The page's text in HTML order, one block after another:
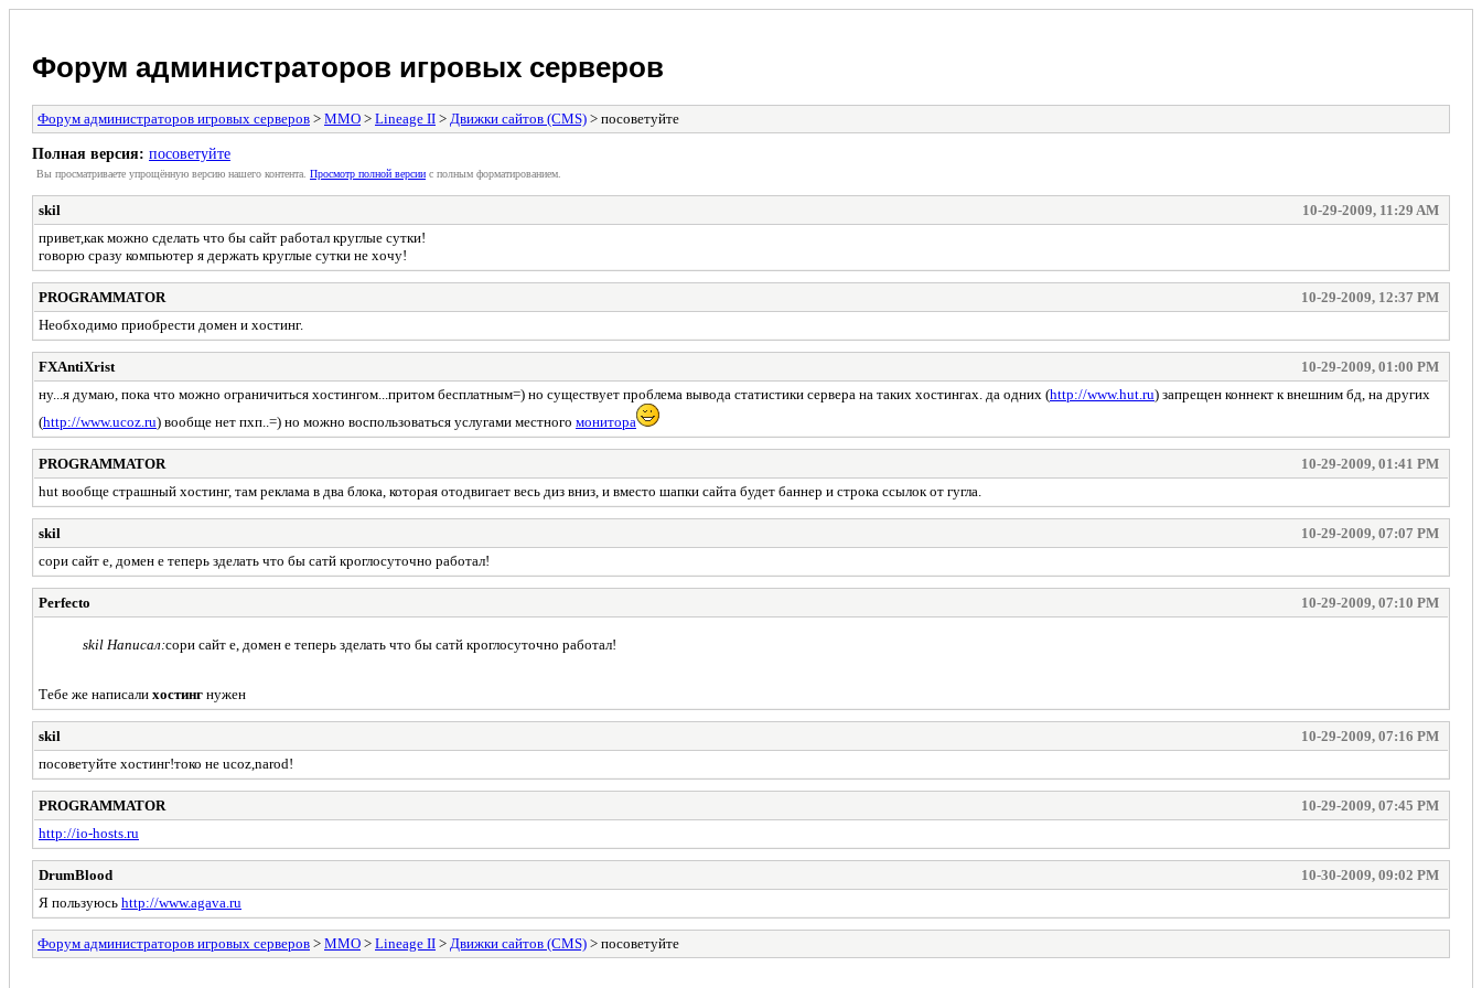
Форум администраторов игровых серверов
Форум администраторов игровых серверов > MMO > Lineage II > Движки сайтов (CMS) > посоветуйте
Полная версия: посоветуйте
Вы просматриваете упрощённую версию нашего контента. Просмотр полной версии с полным форматированием.
skil
10-29-2009, 11:29 AM
привет,как можно сделать что бы сайт работал круглые сутки!
говорю сразу компьютер я держать круглые сутки не хочу!
PROGRAMMATOR
10-29-2009, 12:37 PM
Необходимо приобрести домен и хостинг.
FXAntiXrist
10-29-2009, 01:00 PM
ну...я думаю, пока что можно ограничиться хостингом...притом бесплатным=) но существует проблема вывода статистики сервера на таких хостингах. да одних (http://www.hut.ru) запрещен коннект к внешним бд, на других
(http://www.ucoz.ru) вообще нет пхп..=) но можно воспользоваться услугами местного монитора
PROGRAMMATOR
10-29-2009, 01:41 PM
hut вообще страшный хостинг, там реклама в два блока, которая отодвигает весь диз вниз, и вместо шапки сайта будет баннер и строка ссылок от гугла.
skil
10-29-2009, 07:07 PM
cори сайт е, домен е теперь зделать что бы сатй кроглосуточно работал!
Perfecto 10-29-2009, 07:10 PM
skil Написал:cори сайт е, домен е теперь зделать что бы сатй кроглосуточно работал!
Тебе же написали хостинг нужен
skil
10-29-2009, 07:16 PM
посоветуйте хостинг!токо не ucoz,narod!
PROGRAMMATOR
10-29-2009, 07:45 PM
http://io-hosts.ru
DrumBlood
10-30-2009, 09:02 PM
Я пользуюсь http://www.agava.ru
Форум администраторов игровых серверов > MMO > Lineage II > Движки сайтов (CMS) > посоветуйте